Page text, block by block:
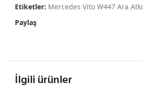
Etiketler: Mercedes Vito W447 Ara Atkı
Paylaş
İlgili ürünler